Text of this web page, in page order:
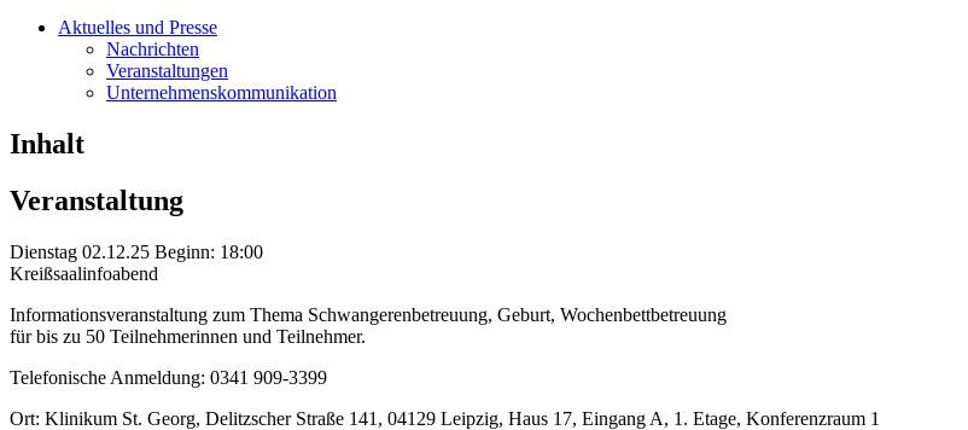
Aktuelles und Presse
Nachrichten
Veranstaltungen
Unternehmenskommunikation
Inhalt
Veranstaltung
Dienstag 02.12.25 Beginn: 18:00
Kreißsaalinfoabend
Informationsveranstaltung zum Thema Schwangerenbetreuung, Geburt, Wochenbettbetreuung
für bis zu 50 Teilnehmerinnen und Teilnehmer.
Telefonische Anmeldung: 0341 909-3399
Ort: Klinikum St. Georg, Delitzscher Straße 141, 04129 Leipzig, Haus 17, Eingang A, 1. Etage, Konferenzraum 1